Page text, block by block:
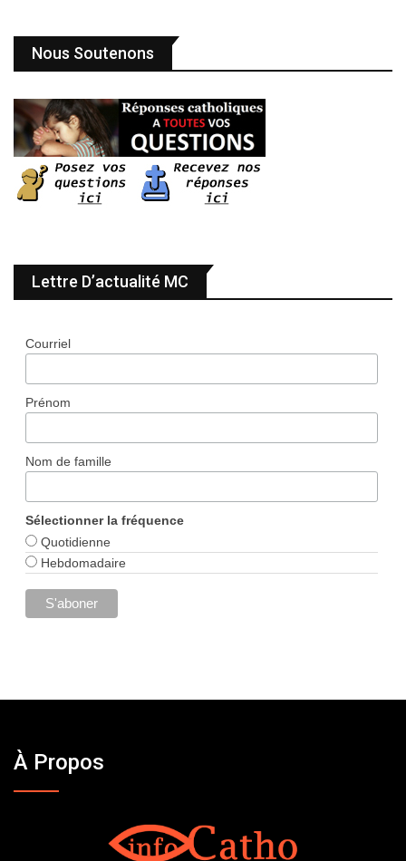
Nous Soutenons
Lettre D’actualité MC
Courriel
Prénom
Nom de famille
Sélectionner la fréquence
Quotidienne
Hebdomadaire
À Propos